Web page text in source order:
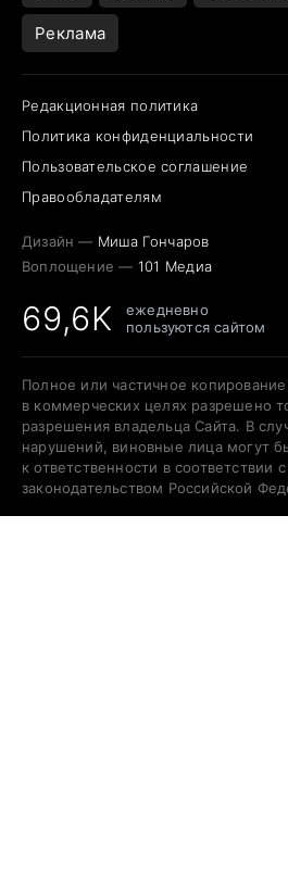
Реклама
Редакционная политика
Политика конфиденциальности
Пользовательское соглашение
Правообладателям
Дизайн — Миша Гончаров
Воплощение — 101 Медиа
69,6K
ежедневно
пользуются сайтом
Полное или частичное
в коммерческих целях разрешено
разрешения владельца Сайта. В
нарушений, виновные лица могут
к ответственности в соответствии
законодательством Российской